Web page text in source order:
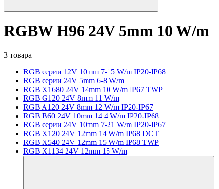
RGBW H96 24V 5mm 10 W/m
3 товара
RGB серии 12V 10mm 7-15 W/m IP20-IP68
RGB серии 24V 5mm 6-8 W/m
RGB X1680 24V 14mm 10 W/m IP67 TWP
RGB G120 24V 8mm 11 W/m
RGB A120 24V 8mm 12 W/m IP20-IP67
RGB B60 24V 10mm 14.4 W/m IP20-IP68
RGB серии 24V 10mm 7-21 W/m IP20-IP67
RGB X120 24V 12mm 14 W/m IP68 DOT
RGB X540 24V 12mm 15 W/m IP68 TWP
RGB X1134 24V 12mm 15 W/m